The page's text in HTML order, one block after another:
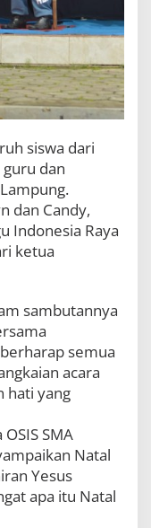
siswa dari
guru dan
dan Candy,
Indonesia Raya
ketua
sambutannya
semua
acara
hati yang
SMA
Natal
Yesus
apa itu Natal